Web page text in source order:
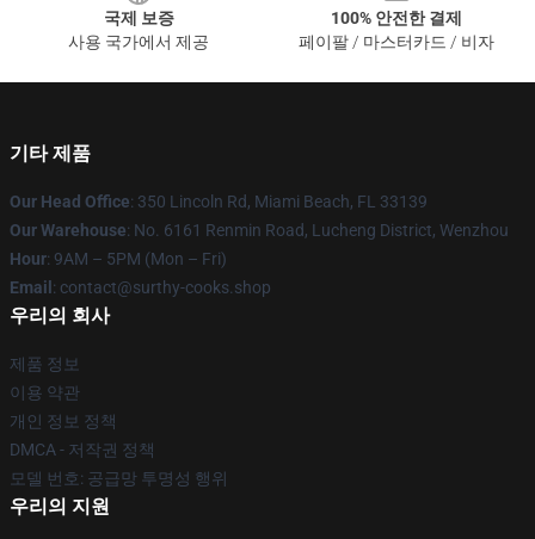
국제 보증
사용 국가에서 제공
100% 안전한 결제
페이팔 / 마스터카드 / 비자
기타 제품
Our Head Office: 350 Lincoln Rd, Miami Beach, FL 33139
Our Warehouse: No. 6161 Renmin Road, Lucheng District, Wenzhou
Hour: 9AM – 5PM (Mon – Fri)
Email : contact@surthy-cooks.shop
우리의 회사
제품 정보
이용 약관
개인 정보 정책
DMCA - 저작권 정책
모델 번호: 공급망 투명성 행위
우리의 지원